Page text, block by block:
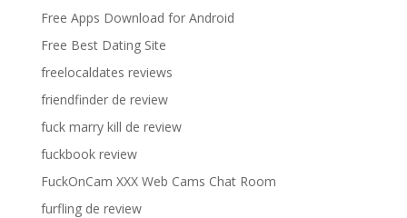
Free Apps Download for Android
Free Best Dating Site
freelocaldates reviews
friendfinder de review
fuck marry kill de review
fuckbook review
FuckOnCam XXX Web Cams Chat Room
furfling de review